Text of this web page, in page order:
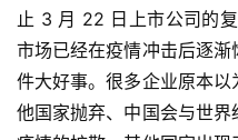
止 3 月 22 日上市公司的
市场已经在疫情冲击后逐
件大好事。很多企业原本
他国家抛弃、中国会与世